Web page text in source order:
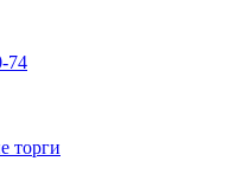
74
торги